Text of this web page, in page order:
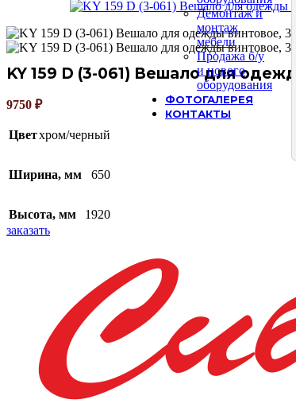
Демонтаж и
монтаж
мебели
Продажа б/у
и нового
оборудования
ФОТОГАЛЕРЕЯ
КОНТАКТЫ
KY 159 D (3-061) Вешало для
9750 ₽
Цветхром/черный
Ширина, мм 650
Высота, мм
1920
заказать